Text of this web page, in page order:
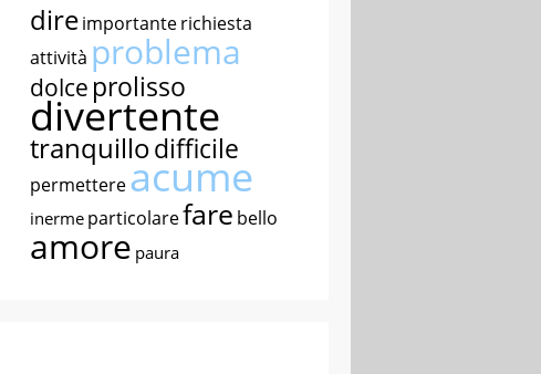
direimportanterichiesta
attività problema
dolce prolisso
divertente
tranquillodifficile
permettereacume
inerme particolarefare bello
amore paura